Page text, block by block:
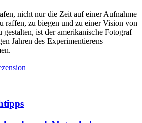
nicht nur die Zeit auf einer Aufnahme
raffen, zu biegen und zu einer Vision von
ist der amerikanische Fotograf
Jahren des Experimentierens